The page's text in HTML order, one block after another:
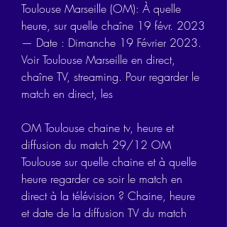
Toulouse Marseille (OM): À quelle
heure, sur quelle chaîne 19 févr. 2023
— Date : Dimanche 19 Février 2023.
Voir Toulouse Marseille en direct,
chaîne TV, streaming. Pour regarder le
match en direct, les
OM Toulouse chaine tv, heure et
diffusion du match 29/12 OM
Toulouse sur quelle chaine et à quelle
heure regarder ce soir le match en
direct à la télévision ? Chaine, heure
et date de la diffusion TV du match